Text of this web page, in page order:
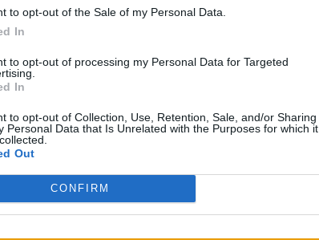
to opt-out of the Sale of my Personal Data.
In
to opt-out of processing my Personal Data for Targeted
In
to opt-out of Collection, Use, Retention, Sale, and/or Sharing
Personal Data that Is Unrelated with the Purposes for which it
Out
CONFIRM